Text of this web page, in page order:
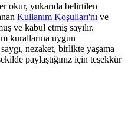
okur, yukarıda belirtilen
Kullanım Koşulları'nı ve
ve kabul etmiş sayılır.
kurallarına uygun
nezaket, birlikte yaşama
paylaştığınız için teşekkür